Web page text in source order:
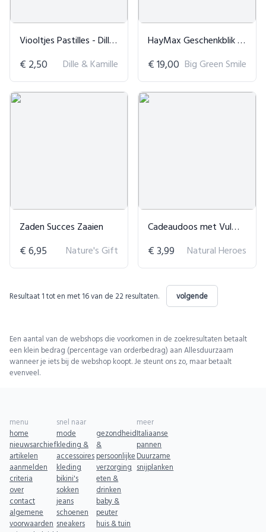
Viooltjes Pastilles - Dille & Kamille
€ 2,50 Dille & Kamille
HayMax Geschenkblik Barriere Balsem
€ 19,00 Big Green Smile
Zaden Succes Zaaien
€ 6,95 Nature's Gift
Cadeaudoos met Vulmateriaal
€ 3,99 Natural Heroes
Resultaat 1tot en met 16van de 22 resultaten. volgende
Een aantal van de webshops die voorkomen in de zoekresultaten betaalt
een klein bedrag (percentage van orderbedrag) aan Allesduurzaam
wanneer je iets bij de webshop koopt. Je steunt ons zo, maar betaalt
evenveel.
menu
home
nieuwsarchief
artikelen
aanmelden
criteria
over
contact
algemene
voorwaarden
snel naar
mode
kleding &
accessoires
kleding
bikini's
sokken
jeans
schoenen
sneakers
gezondheid
&
persoonlijke
verzorging
eten &
drinken
baby &
peuter
huis & tuin
meer
Italiaanse
pannen
Duurzame
snijplanken